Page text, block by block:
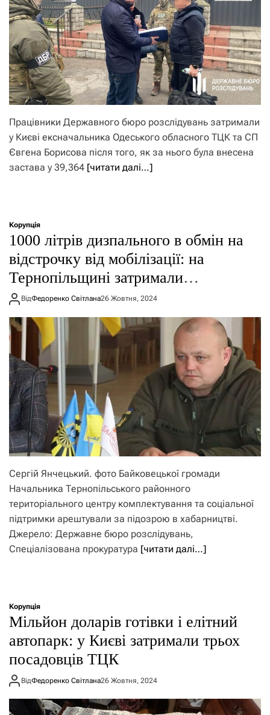
Працівники Державного бюро розслідувань затримали
у Києві ексначальника Одеського обласного ТЦК та СП
Євгена Борисова після того, як за нього була внесена
застава у 39,364 [читати далі…]
Корупція
1000 літрів дизпального в обмін на
відстрочку від мобілізації: на
Тернопільщині затримали
військкома
ВідФедоренко Світлана26 Жовтня, 2024
Сергій Янчецький. фото Байковецької громади
Начальника Тернопільського районного
територіального центру комплектування та соціальної
підтримки арештували за підозрою в хабарництві.
Джерело: Державне бюро розслідувань,
Спеціалізована прокуратура [читати далі…]
Корупція
Мільйон доларів готівки і елітний
автопарк: у Києві затримали трьох
посадовців ТЦК
ВідФедоренко Світлана26 Жовтня, 2024